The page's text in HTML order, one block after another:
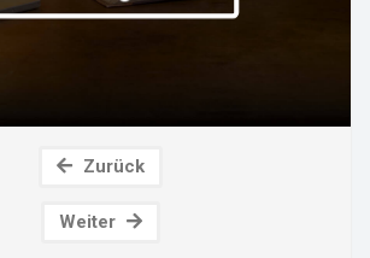
Zurück
Weiter